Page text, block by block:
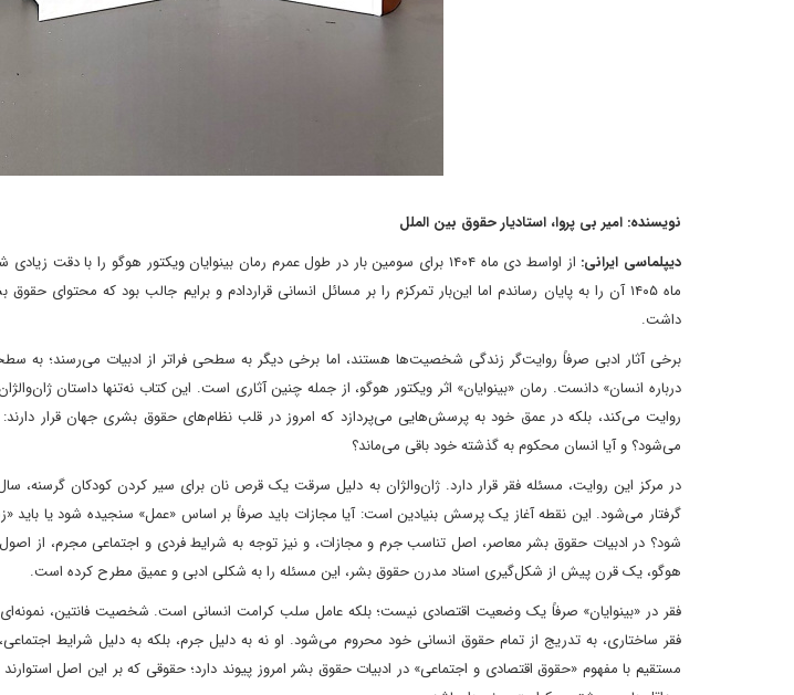
نویسنده: امیر بی پروا، استادیار حقوق بین الملل
دیپلماسی ایرانی:
از اواسط دی ماه ۱۴۰۴ برای سومین بار در طول عمرم رمان بینوایان ویکتور هوگو را با
ماه ۱۴۰۵ آن را به پایان رساندم اما این‌بار تمرکزم را بر مسائل انسانی قراردادم و برایم جالب بود که
داشت.
برخی آثار ادبی صرفاً روایت‌گر زندگی شخصیت‌ها هستند، اما برخی دیگر به سطحی فراتر از ادبیات می‌رسند؛ به
درباره انسان» دانست. رمان «بینوایان» اثر ویکتور هوگو، از جمله چنین آثاری است. این کتاب نه‌تنها داستان
روایت می‌کند، بلکه در عمق خود به پرسش‌هایی می‌پردازد که امروز در قلب نظام‌های حقوق بشری جهان قرار
می‌شود؟ و آیا انسان محکوم به گذشته خود باقی می‌ماند؟
در مرکز این روایت، مسئله فقر قرار دارد. ژان‌والژان به دلیل سرقت یک قرص نان برای سیر کردن کودکان گرسنه،
گرفتار می‌شود. این نقطه آغاز یک پرسش بنیادین است: آیا مجازات باید صرفاً بر اساس «عمل» سنجیده شود یا باید
شود؟ در ادبیات حقوق بشر معاصر، اصل تناسب جرم و مجازات، و نیز توجه به شرایط فردی و اجتماعی مجرم، از
هوگو، یک قرن پیش از شکل‌گیری اسناد مدرن حقوق بشر، این مسئله را به شکلی ادبی و عمیق مطرح کرده است.
فقر در «بینوایان» صرفاً یک وضعیت اقتصادی نیست؛ بلکه عامل سلب کرامت انسانی است. شخصیت فانتین، نمونه‌ای
فقر ساختاری، به تدریج از تمام حقوق انسانی خود محروم می‌شود. او نه به دلیل جرم، بلکه به دلیل شرایط
مستقیم با مفهوم «حقوق اقتصادی و اجتماعی» در ادبیات حقوق بشر امروز پیوند دارد؛ حقوقی که بر این اصل استوارند